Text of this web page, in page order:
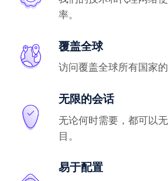
率。
覆盖全球
访问覆盖全球所有国家
无限的会话
无论何时需要，都可以
目。
易于配置